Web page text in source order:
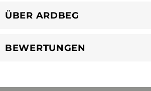
ÜBER ARDBEG
BEWERTUNGEN